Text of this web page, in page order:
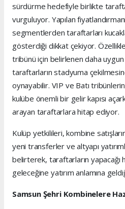
sürdürme hedefiyle birlikte
vurguluyor. Yapılan
segmentlerden taraftarları
gösterdiği dikkat çekiyor.
tribünü için belirlenen daha
taraftarların stadyuma
oynayabilir. VIP ve Batı
kulübe önemli bir gelir kapısı
arayan taraftarlara hitap ediyor.
Kulüp yetkilileri, kombine
yeni transferler ve altyapı
belirterek, taraftarların yapacağı
geleceğine yatırım anlamına
Samsun Şehri Kombinelere